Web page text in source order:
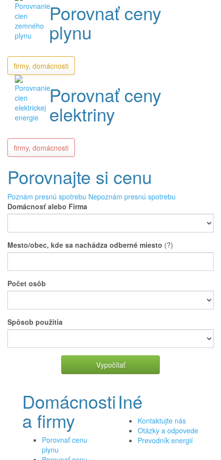
Porovnať ceny
plynu
firmy, domácnosti
Porovnať ceny
elektriny
firmy, domácnosti
Porovnajte si cenu
Poznám presnú spotrebu Nepoznám presnú spotrebu
Domácnosť alebo Firma
Mesto/obec, kde sa nachádza odberné miesto (?)
Počet osôb
Spôsob použitia
Vypočítať
Domácnosti
a firmy
Porovnať cenu
plynu
Iné
Kontaktujte nás
Otázky a odpovede
Prevodník energií